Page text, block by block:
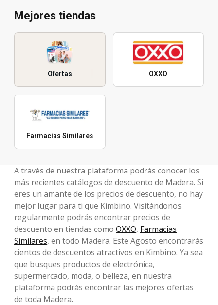
Mejores tiendas
Ofertas OXXO
Farmacias Similares
A través de nuestra plataforma podrás conocer los
más recientes catálogos de descuento de Madera. Si
eres un amante de los precios de descuento, no hay
mejor lugar para ti que Kimbino. Visitándonos
regularmente podrás encontrar precios de
descuento en tiendas como OXXO, Farmacias
Similares, en todo Madera. Este Agosto encontrarás
cientos de descuentos atractivos en Kimbino. Ya sea
que busques productos de electrónica,
supermercado, moda, o belleza, en nuestra
plataforma podrás encontrar las mejores ofertas
de toda Madera.